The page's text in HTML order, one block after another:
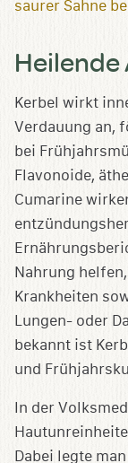
Heilende
Kerbel wirkt
Verdauung an,
bei
Flavonoide,
Cumarine
Nahrung
Krankheiten
Lungen- oder
bekannt ist
und
In der
Dabei legte